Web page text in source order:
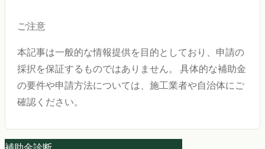
ご注意
本記事は一般的な情報提供を目的としており、申請の
採択を保証するものではありません。 具体的な補助金
の要件や申請方法については、施工業者や自治体にご
確認ください。